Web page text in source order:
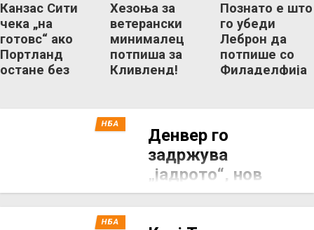
Канзас Сити
чека „на
готовс“ ако
Портланд
остане без
Хезоња за
ветерански
минималец
потпиша за
Кливленд!
Познато е што
го убеди
Леброн да
потпише со
Филаделфија
НБА
Денвер го
задржува
„јадрото“, нов
договор и за
НБА